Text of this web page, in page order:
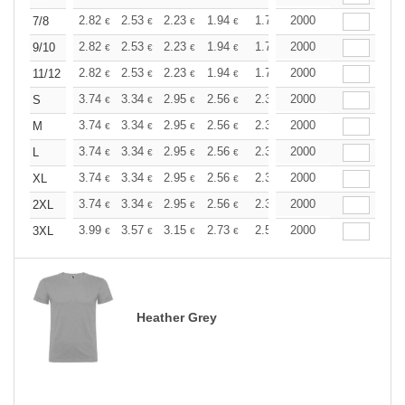
7/8
2.82 € 2.53 € 2.23 € 1.94 € 1.78 1.71
2000
9/10
2.82 € 2.53 € 2.23 € 1.94 € 1.78 1.71
2000
11/12
2.82 € 2.53 € 2.23 € 1.94 € 1.78 1.71
2000
S
3.74 € 3.34 € 2.95 € 2.56 € 2.36 2.27
2000
M
3.74 € 3.34 € 2.95 € 2.56 € 2.36 2.27
2000
L
3.74 € 3.34 € 2.95 € 2.56 € 2.36 2.27
2000
XL
3.74 € 3.34 € 2.95 € 2.56 € 2.36 2.27
2000
2XL
3.74 € 3.34 € 2.95 € 2.56 € 2.36 2.27
2000
3XL
3.99 € 3.57 € 3.15 € 2.73 € 2.52 2.42
2000
Heather Grey